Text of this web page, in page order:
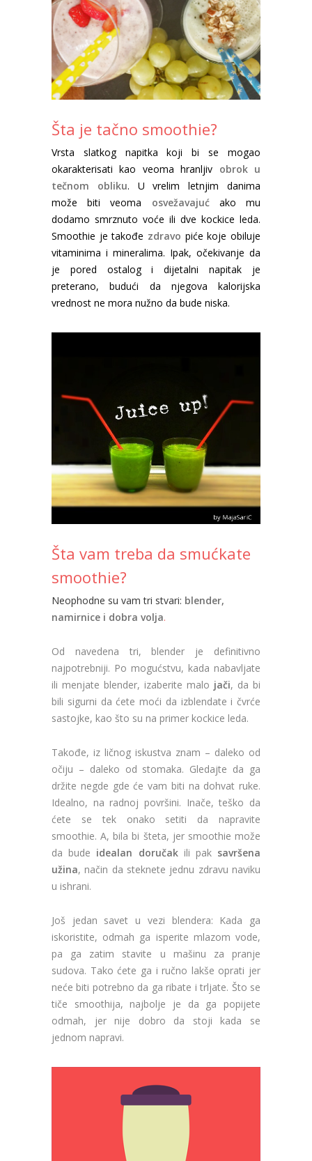
Svetske kuhinje
Vaši Recepti
Korisni saveti
Video
Ko je Sandra?
Pošaljite nam svoj recept
Šta je tačno smoothie?
Vrsta slatkog napitka koji bi se mogao
okarakterisati kao veoma hranljiv obrok u
tečnom obliku. U vrelim letnjim danima
može biti veoma osvežavajućako mu
dodamo smrznuto voće ili dve kockice leda.
Smoothie je takođe zdravo piće koje obiluje
vitaminima i mineralima. Ipak, očekivanje da
je pored ostalog i dijetalni napitak je
preterano, budući da njegova kalorijska
vrednost ne mora nužno da bude niska.
Šta vam treba da smućkate
smoothie?
Neophodne su vam tri stvari: blender,
namirnice i dobra volja.
Od navedena tri, blender je definitivno
najpotrebniji. Po mogućstvu, kada nabavljate
ili menjate blender, izaberite malo jači, da bi
bili sigurni da ćete moći da izblendate i čvrće
sastojke, kao što su na primer kockice leda.
Takođe, iz ličnog iskustva znam – daleko od
očiju – daleko od stomaka. Gledajte da ga
držite negde gde će vam biti na dohvat ruke.
Idealno, na radnoj površini. Inače, teško da
ćete se tek onako setiti da napravite
smoothie. A, bila bi šteta, jer smoothie može
da bude idealan doručakili pak savršena
užina, način da steknete jednu zdravu naviku
u ishrani.
Još jedan savet u vezi blendera: Kada ga
iskoristite, odmah ga isperite mlazom vode,
pa ga zatim stavite u mašinu za pranje
sudova. Tako ćete ga i ručno lakše oprati jer
neće biti potrebno da ga ribate i trljate. Što se
tiče smoothija, najbolje je da ga popijete
odmah, jer nije dobro da stoji kada se
jednom napravi.